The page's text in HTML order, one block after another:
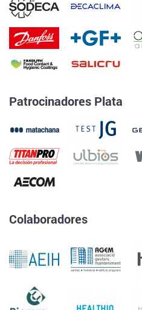
Patrocinadores Plata
Colaboradores